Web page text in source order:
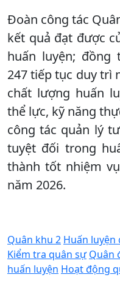
Đoàn công tác
kết quả đạt được
huấn luyện; đồng
247 tiếp tục duy trì
chất lượng huấn
thể lực, kỹ năng
công tác quản lý
tuyệt đối trong
thành tốt nhiệm
năm 2026.
Quân khu 2 Huấn luyện
Kiểm tra quân sự Quân
huấn luyện Hoạt động